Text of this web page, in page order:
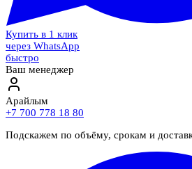
Купить в 1 клик
через WhatsApp
быстро
Ваш менеджер
Арайлым
+7 700 778 18 80
Подскажем по объёму, срокам и